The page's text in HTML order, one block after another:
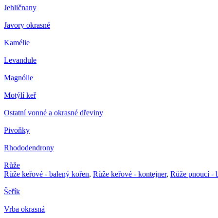
Jehličnany
Javory okrasné
Kamélie
Levandule
Magnólie
Motýlí keř
Ostatní vonné a okrasné dřeviny
Pivoňky
Rhododendrony
Růže
Růže keřové - balený kořen, Růže keřové - kontejner, Růže pnoucí -
Šeřík
Vrba okrasná